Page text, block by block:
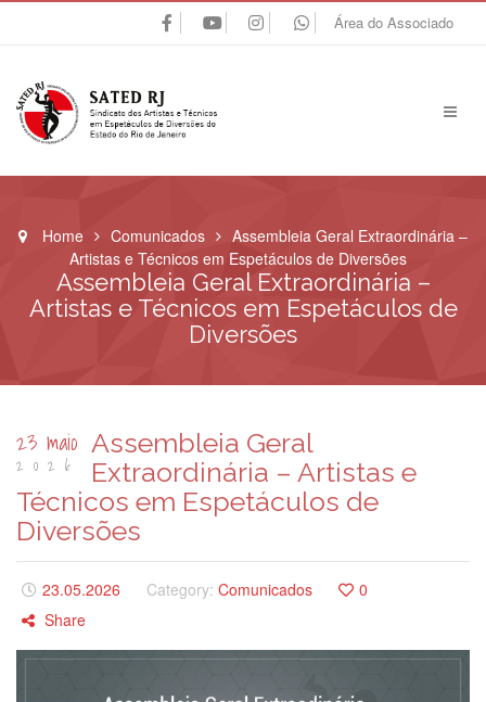
Área do Associado
Home Comunicados
Assembleia Geral Extraordinária –
Artistas e Técnicos em Espetáculos de Diversões
Assembleia Geral Extraordinária –
Artistas e Técnicos em Espetáculos de
Diversões
23 maio
2026
Assembleia Geral
Extraordinária – Artistas e
Técnicos em Espetáculos de
Diversões
23.05.2026 Category: Comunicados
0
Share